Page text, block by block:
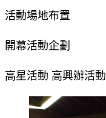
活動場地布置
開幕活動企劃
高星活動 高興辦活動